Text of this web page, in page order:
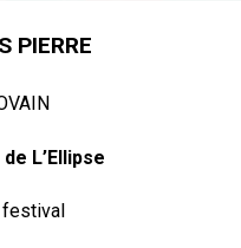
PIERRE
L’Ellipse